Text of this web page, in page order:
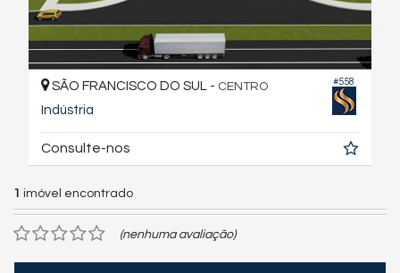
#558
SÃO FRANCISCO DO SUL - CENTRO
Indústria
Consulte-nos
1 imóvel encontrado
(nenhuma avaliação)